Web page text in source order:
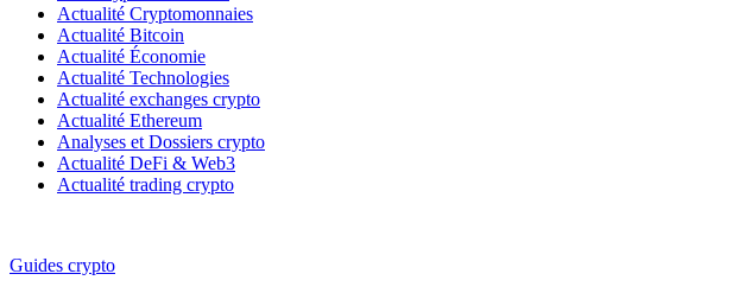
Actualité Cryptomonnaies
Actualité Bitcoin
Actualité Économie
Actualité Technologies
Actualité exchanges crypto
Actualité Ethereum
Analyses et Dossiers crypto
Actualité DeFi & Web3
Actualité trading crypto
Guides crypto